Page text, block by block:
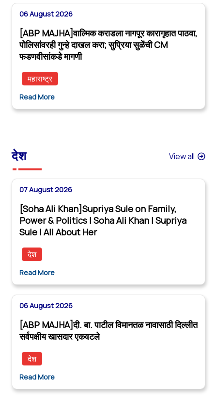
06 August 2026
[ABP MAJHA]वाल्मिक कराडला नागपूर कारागृहात पाठवा,
पोलिसांवरही गुन्हे दाखल करा; सुप्रिया सुळेंची CM
फडणवीसांकडे मागणी
महाराष्ट्र
Read More
देश View all
07 August 2026
[Soha Ali Khan]Supriya Sule on Family,
Power & Politics | Soha Ali Khan | Supriya
Sule | All About Her
देश
Read More
06 August 2026
[ABP MAJHA]दी. बा. पाटील विमानतळ नावासाठी दिल्लीत
सर्वपक्षीय खासदार एकवटले
देश
Read More